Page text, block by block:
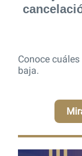
Conoce
baja.